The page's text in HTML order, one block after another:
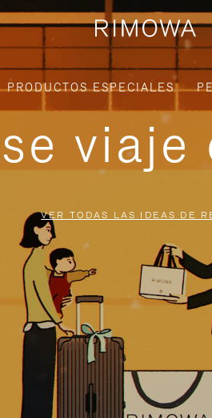
PRODUCTOS ESPECIALES
VER TODAS LAS IDEAS DE